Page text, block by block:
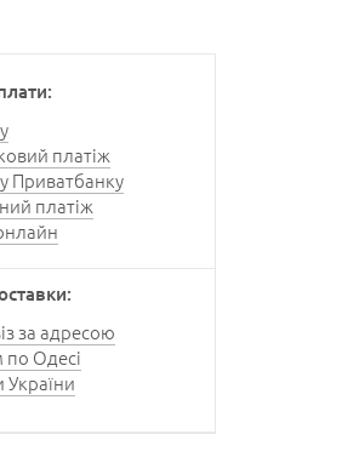
платіж
Приватбанку
платіж
за адресою
Одесі
України